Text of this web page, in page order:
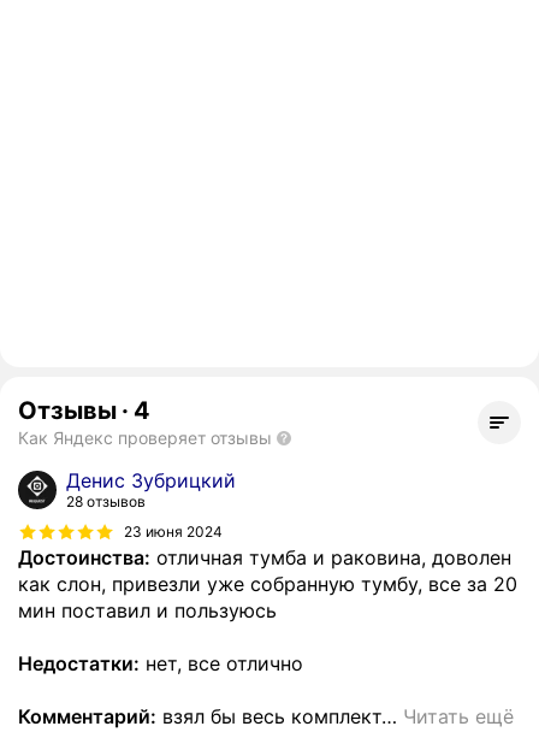
Отзывы · 4
Как Яндекс проверяет отзывы
Денис Зубрицкий
28 отзывов
23 июня 2024
Достоинства: отличная тумба и раковина, доволен
как слон, привезли уже собранную тумбу, все за 20
мин поставил и пользуюсь
Недостатки: нет, все отлично
Комментарий: взял бы весь комплект… Читать ещё